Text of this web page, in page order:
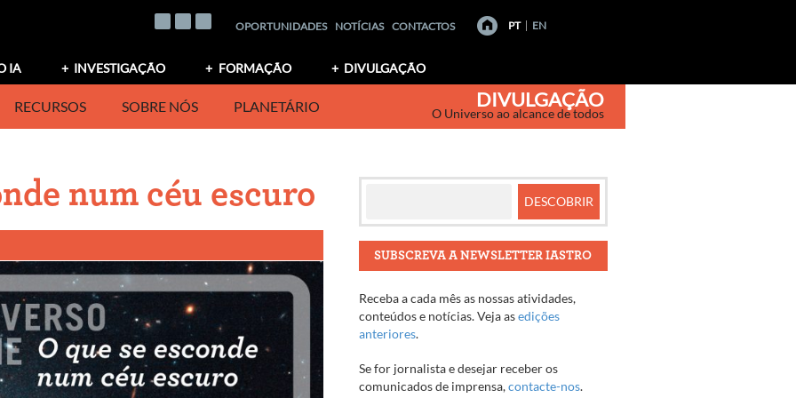
OPORTUNIDADES NOTÍCIAS CONTACTOS PT EN
IA INVESTIGAÇÃO FORMAÇÃO DIVULGAÇÃO
RECURSOS SOBRE NÓS PLANETÁRIO DIVULGAÇÃO
O Universo ao alcance de todos
num céu escuro
SUBSCREVA A NEWSLETTER IASTRO
Receba a cada mês as nossas atividades,
conteúdos e notícias. Veja asedições
anteriores.
Se for jornalista e desejar receber os
comunicados de imprensa,contacte-nos.